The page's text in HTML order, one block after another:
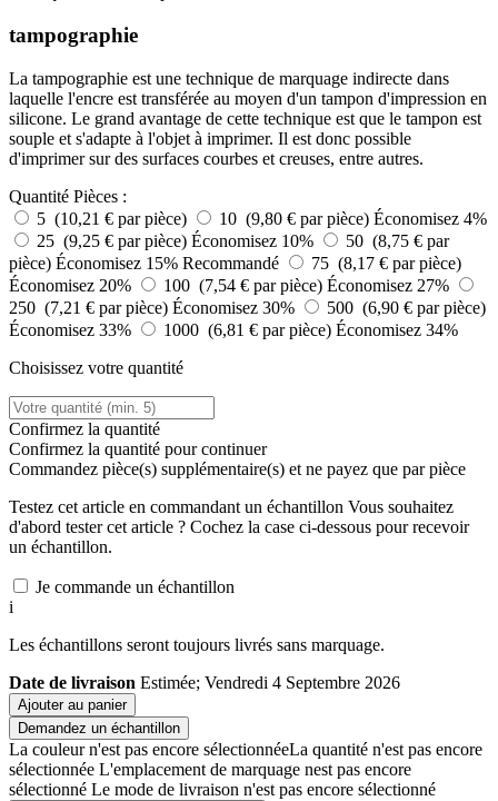
tampographie
La tampographie est une technique de marquage indirecte dans
laquelle l'encre est transférée au moyen d'un tampon d'impression en
silicone. Le grand avantage de cette technique est que le tampon est
souple et s'adapte à l'objet à imprimer. Il est donc possible
d'imprimer sur des surfaces courbes et creuses, entre autres.
Quantité Pièces :
5 (10,21 € par pièce)
10 (9,80 € par pièce) Économisez 4%
25 (9,25 € par pièce) Économisez 10%
50 (8,75 € par
pièce) Économisez 15% Recommandé
75 (8,17 € par pièce)
Économisez 20%
100 (7,54 € par pièce) Économisez 27%
250 (7,21 € par pièce) Économisez 30%
500 (6,90 € par pièce)
Économisez 33%
1000 (6,81 € par pièce) Économisez 34%
Choisissez votre quantité
Confirmez la quantité
Confirmez la quantité pour continuer
Commandez pièce(s) supplémentaire(s) et ne payez que par pièce
Testez cet article en commandant un échantillon Vous souhaitez
d'abord tester cet article ? Cochez la case ci-dessous pour recevoir
un échantillon.
Je commande un échantillon
i
Les échantillons seront toujours livrés sans marquage.
Date de livraison Estimée; Vendredi 4 Septembre 2026
Ajouter au panier
Demandez un échantillon
La couleur n'est pas encore sélectionnéeLa quantité n'est pas encore
sélectionnée L'emplacement de marquage nest pas encore
sélectionné Le mode de livraison n'est pas encore sélectionné